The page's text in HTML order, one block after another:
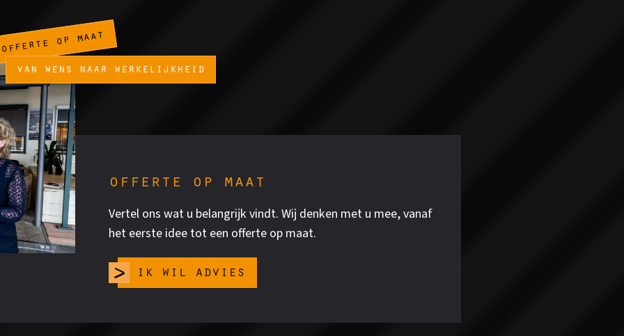
van wens naar werkelijkheid
op maat
offerte op maat
Vertel ons wat u belangrijk vindt. Wij denken met u mee, vanaf
het eerste idee tot een offerte op maat.
ik wil advies